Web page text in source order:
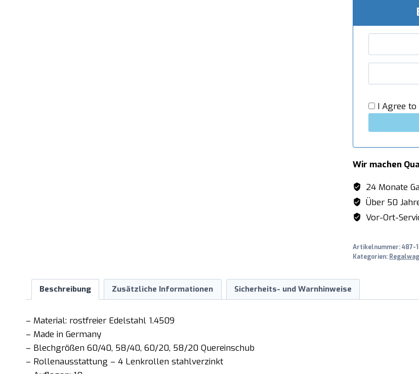
Quereinschub
I Agree to
Wir machen
24 Monate
Über 50
Vor-Ort-
Artikelnummer:487-
Kategorien:
Beschreibung Zusätzliche Informationen Sicherheits- und Warnhinweise
– Material: rostfreier Edelstahl 1.4509
– Made in Germany
– Blechgrößen 60/40, 58/40, 60/20, 58/20 Quereinschub
– Rollenausstattung – 4 Lenkrollen stahlverzinkt